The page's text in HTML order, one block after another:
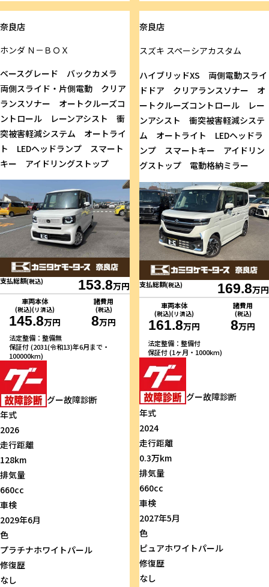
奈良店
ホンダ Ｎ－ＢＯＸ
ベースグレード バックカメラ
両側スライド・片側電動 クリア
ランスソナー オートクルーズコ
ントロール レーンアシスト 衝
突被害軽減システム オートライ
ト LEDヘッドランプ スマート
キー アイドリングストップ
支払総額(税込) 153.8万円
車両本体
(税込)(リ済込)
145.8万円
諸費用
(税込)
8万円
法定整備：整備無
保証付 (2031(令和13)年6月まで・
100000km)
グー故障診断
年式
2026
走行距離
128km
排気量
660cc
車検
2029年6月
色
プラチナホワイトパール
修復歴
なし
奈良店
スズキ スペーシアカスタム
ハイブリッドXS 両側電動スライ
ドドア クリアランスソナー オ
ートクルーズコントロール レー
ンアシスト 衝突被害軽減システ
ム オートライト LEDヘッドラ
ンプ スマートキー アイドリン
グストップ 電動格納ミラー
支払総額(税込) 169.8万円
車両本体
(税込)(リ済込)
161.8万円
諸費用
(税込)
8万円
法定整備：整備付
保証付 (1ヶ月・1000km)
グー故障診断
年式
2024
走行距離
0.3万km
排気量
660cc
車検
2027年5月
色
ピュアホワイトパール
修復歴
なし